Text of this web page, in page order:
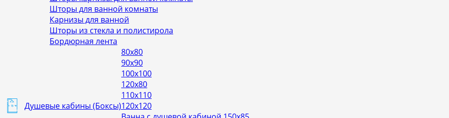
Шторы для ванной комнаты
Карнизы для ванной
Шторы из стекла и полистирола
Бордюрная лента
Душевые кабины (Боксы)
80х80
90х90
100х100
120х80
110х110
120х120